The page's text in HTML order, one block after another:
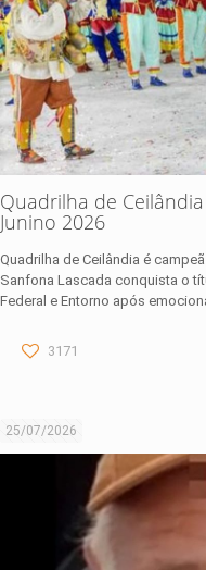
Quadrilha de
Junino 2026
Quadrilha de Ceilândia é
Sanfona Lascada conquista o
Federal e Entorno após
3171
25/07/2026